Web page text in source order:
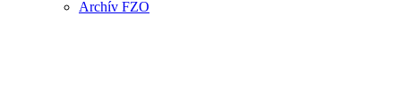
Archív FZO